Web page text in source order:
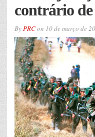
contrário
ByPRCon 10 de março de